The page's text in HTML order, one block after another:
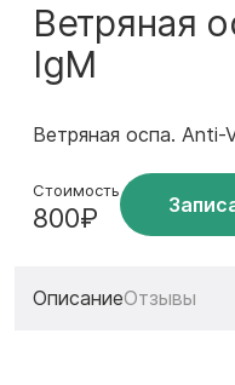
Ветряная
IgM
Ветряная оспа. Anti-
Стоимость
800₽
ОписаниеОтзывы